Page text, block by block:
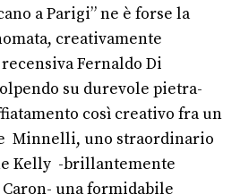
a Parigi” ne è forse la
creativamente
Fernaldo Di
su durevole pietra-
così creativo fra un
Minnelli, uno straordinario
Kelly -brillantemente
una formidabile